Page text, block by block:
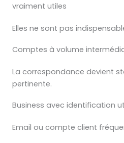
vraiment utiles
Elles ne sont pas
Comptes à volume
La correspondance devient
pertinente.
Business avec identification
Email ou compte client